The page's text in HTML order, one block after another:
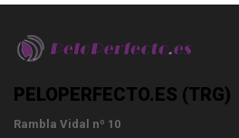
PELOPERFECTO.ES (TRG)
Rambla Vidal nº 10